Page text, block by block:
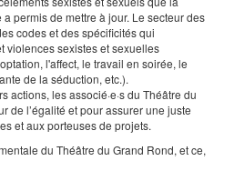
permis de mettre à jour. Le secteur des
codes et des spécificités qui
violences sexistes et sexuelles
l'affect, le travail en soirée, le
de la séduction, etc.).
actions, les associé·e·s du Théâtre du
de l’égalité et pour assurer une juste
et aux porteuses de projets.
du Théâtre du Grand Rond, et ce,